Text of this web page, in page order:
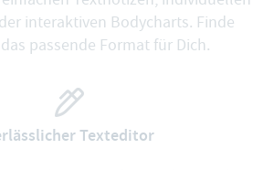
interaktiven Bodycharts. Finde
passende Format für Dich.
Texteditor